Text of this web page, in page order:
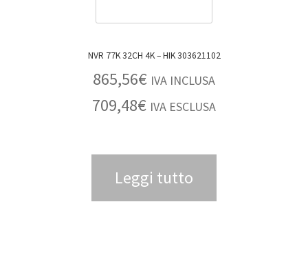
NVR 77K 32CH 4K – HIK 303621102
865,56€ IVA INCLUSA
709,48€ IVA ESCLUSA
Leggi tutto